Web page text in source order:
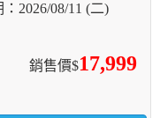
2026/08/11 (二)
銷售價$17,999